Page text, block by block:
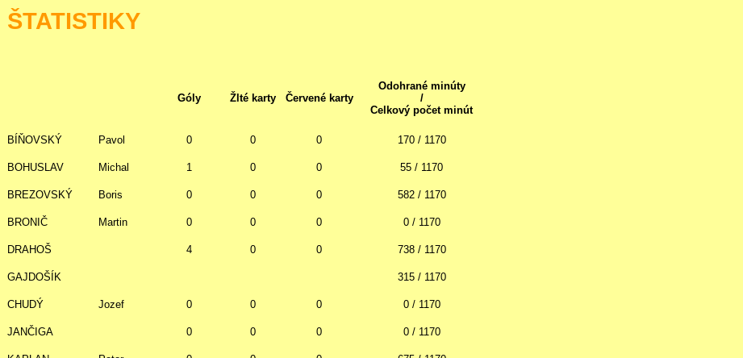
ŠTATISTIKY
Góly Žlté karty Červené karty
Odohrané minúty
/
Celkový počet minút
BÍŇOVSKÝ Pavol 0 0 0 170 / 1170
BOHUSLAV Michal 1 0 0 55 / 1170
BREZOVSKÝ Boris 0 0 0 582 / 1170
BRONIČ Martin 0 0 0 0 / 1170
DRAHOŠ 4 0 0 738 / 1170
GAJDOŠÍK 315 / 1170
CHUDÝ Jozef 0 0 0 0 / 1170
JANČIGA 0 0 0 0 / 1170